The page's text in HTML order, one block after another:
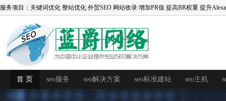
服务项目： 关键词优化 整站优化 外贸SEO 网站收录 增加PR值 提高BR权重 提升
首 页 seo服务 seo解决方案 seo标准建站 seo主机